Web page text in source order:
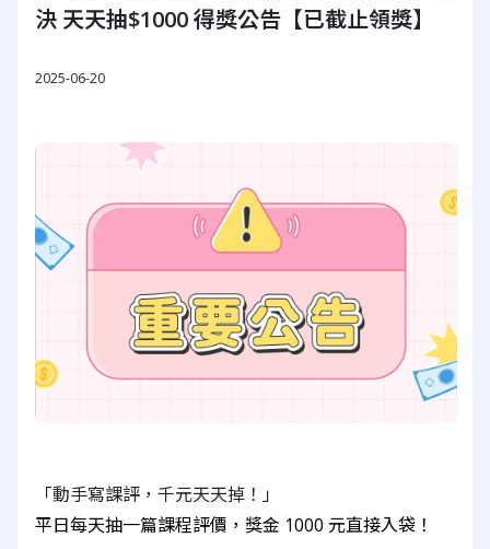
決 天天抽$1000 得獎公告【已截止領獎】
2025-06-20
「動手寫課評，千元天天掉！」
平日每天抽一篇課程評價，獎金 1000 元直接入袋！